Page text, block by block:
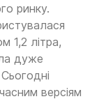
ринку.
1,2 літра,
дуже
версіям